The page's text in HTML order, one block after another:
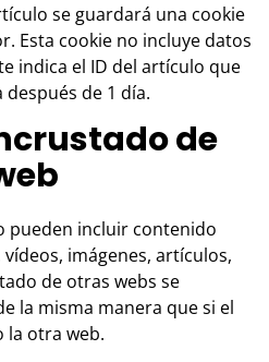
se guardará una cookie
Esta cookie no incluye datos
indica el ID del artículo que
después de 1 día.
de
pueden incluir contenido
imágenes, artículos,
de otras webs se
la misma manera que si el
la otra web.